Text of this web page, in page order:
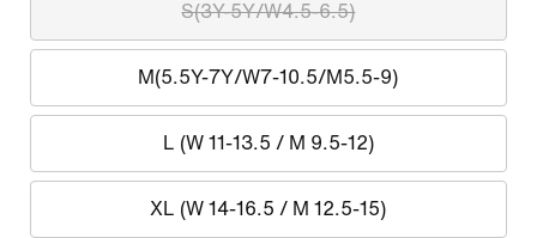
S(3Y-5Y/W4.5-6.5)
M(5.5Y-7Y/W7-10.5/M5.5-9)
L (W 11-13.5 / M 9.5-12)
XL (W 14-16.5 / M 12.5-15)